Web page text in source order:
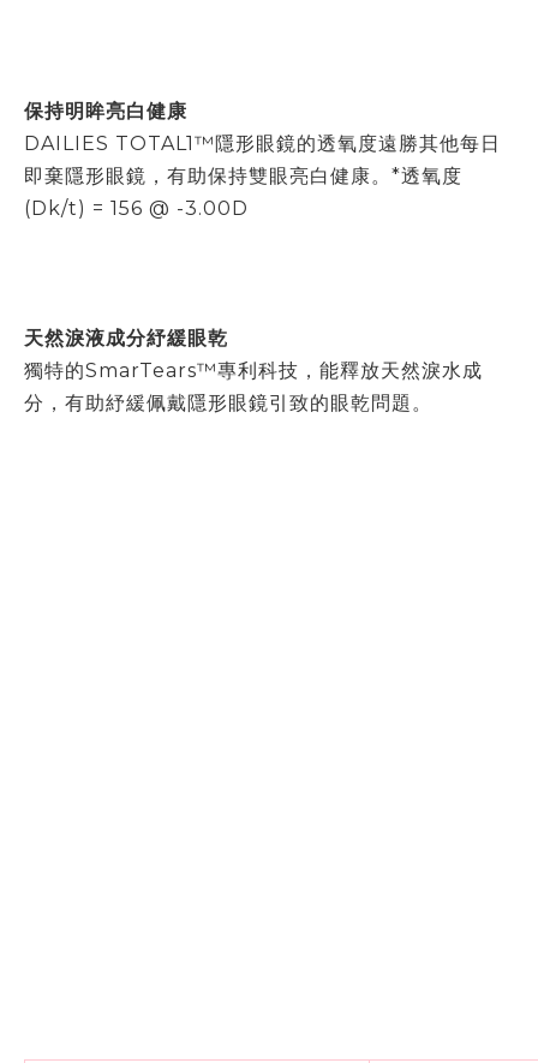
保持明眸亮白健康
DAILIES TOTAL1™隱形眼鏡的透氧度遠勝其他每日
即棄隱形眼鏡，有助保持雙眼亮白健康。 *透氧度
(Dk/t) = 156 @ -3.00D
天然淚液成分紓緩眼乾
獨特的SmarTears™專利科技，能釋放天然淚水成
分，有助紓緩佩戴隱形眼鏡引致的眼乾問題。